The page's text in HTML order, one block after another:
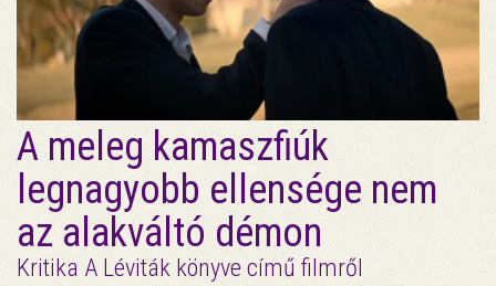
A meleg kamaszfiúk
legnagyobb ellensége nem
az alakváltó démon
Kritika A Léviták könyve című filmről